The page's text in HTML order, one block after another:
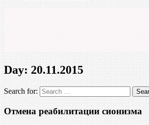
Day: 20.11.2015
Search for:
Отмена реабилитации сионизма